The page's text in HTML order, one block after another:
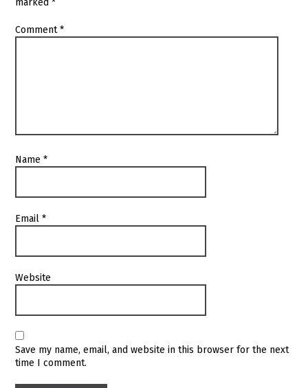
Comment*
Name*
Email*
Website
Save my name, email, and website in this browser for the next
time I comment.